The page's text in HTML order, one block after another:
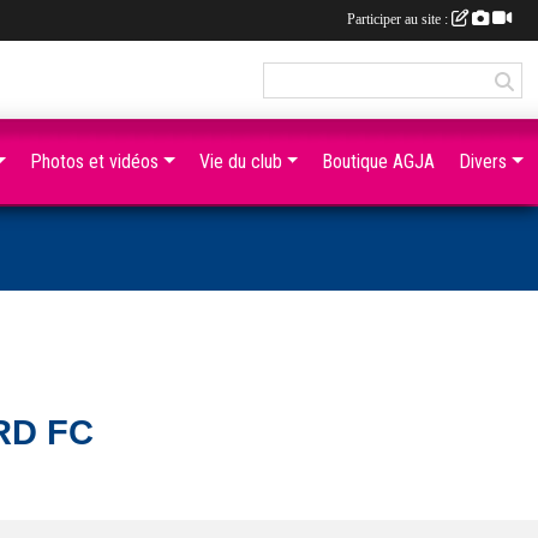
FC
Photos et vidéos Vie du club Boutique AGJA Divers
Participer au site :